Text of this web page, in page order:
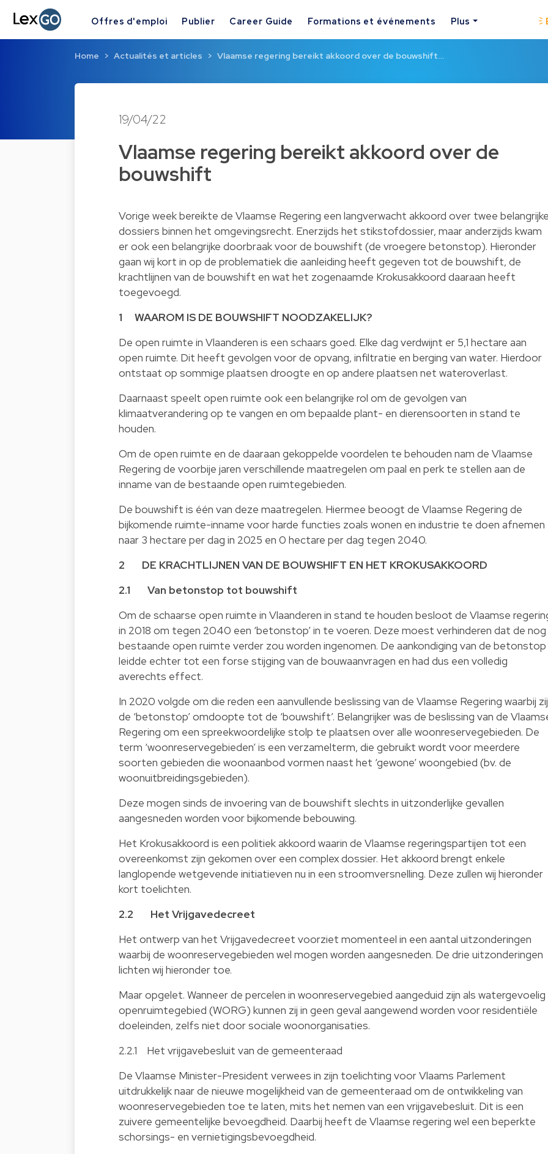
Offres d'emploi Publier Career Guide Formations et événements Plus
Home Actualités et articles Vlaamse regering bereikt akkoord over de bouwshift…
19/04/22
Vlaamse regering bereikt akkoord over de
bouwshift
Vorige week bereikte de Vlaamse Regering een langverwacht akkoord over twee
dossiers binnen het omgevingsrecht. Enerzijds het stikstofdossier, maar anderzijds kwam
er ook een belangrijke doorbraak voor de bouwshift (de vroegere betonstop). Hieronder
gaan wij kort in op de problematiek die aanleiding heeft gegeven tot de bouwshift, de
krachtlijnen van de bouwshift en wat het zogenaamde Krokusakkoord daaraan heeft
toegevoegd.
1 WAAROM IS DE BOUWSHIFT NOODZAKELIJK?
De open ruimte in Vlaanderen is een schaars goed. Elke dag verdwijnt er 5,1 hectare aan
open ruimte. Dit heeft gevolgen voor de opvang, infiltratie en berging van water. Hierdoor
ontstaat op sommige plaatsen droogte en op andere plaatsen net wateroverlast.
Daarnaast speelt open ruimte ook een belangrijke rol om de gevolgen van
klimaatverandering op te vangen en om bepaalde plant- en dierensoorten in stand te
houden.
Om de open ruimte en de daaraan gekoppelde voordelen te behouden nam de Vlaamse
Regering de voorbije jaren verschillende maatregelen om paal en perk te stellen aan de
inname van de bestaande open ruimtegebieden.
De bouwshift is één van deze maatregelen. Hiermee beoogt de Vlaamse Regering de
bijkomende ruimte-inname voor harde functies zoals wonen en industrie te doen afnemen
naar 3 hectare per dag in 2025 en 0 hectare per dag tegen 2040.
2 DE KRACHTLIJNEN VAN DE BOUWSHIFT EN HET KROKUSAKKOORD
2.1 Van betonstop tot bouwshift
Om de schaarse open ruimte in Vlaanderen in stand te houden besloot de Vlaamse
in 2018 om tegen 2040 een ‘betonstop’ in te voeren. Deze moest verhinderen dat de nog
bestaande open ruimte verder zou worden ingenomen. De aankondiging van de betonstop
leidde echter tot een forse stijging van de bouwaanvragen en had dus een volledig
averechts effect.
In 2020 volgde om die reden een aanvullende beslissing van de Vlaamse Regering waarbij zij
de ‘betonstop’ omdoopte tot de ‘bouwshift’. Belangrijker was de beslissing van de
Regering om een spreekwoordelijke stolp te plaatsen over alle woonreservegebieden. De
term ‘woonreservegebieden’ is een verzamelterm, die gebruikt wordt voor meerdere
soorten gebieden die woonaanbod vormen naast het ‘gewone’ woongebied (bv. de
woonuitbreidingsgebieden).
Deze mogen sinds de invoering van de bouwshift slechts in uitzonderlijke gevallen
aangesneden worden voor bijkomende bebouwing.
Het Krokusakkoord is een politiek akkoord waarin de Vlaamse regeringspartijen tot een
overeenkomst zijn gekomen over een complex dossier. Het akkoord brengt enkele
langlopende wetgevende initiatieven nu in een stroomversnelling. Deze zullen wij hieronder
kort toelichten.
2.2 Het Vrijgavedecreet
Het ontwerp van het Vrijgavedecreet voorziet momenteel in een aantal uitzonderingen
waarbij de woonreservegebieden wel mogen worden aangesneden. De drie uitzonderingen
lichten wij hieronder toe.
Maar opgelet. Wanneer de percelen in woonreservegebied aangeduid zijn als watergevoelig
openruimtegebied (WORG) kunnen zij in geen geval aangewend worden voor residentiële
doeleinden, zelfs niet door sociale woonorganisaties.
2.2.1 Het vrijgavebesluit van de gemeenteraad
De Vlaamse Minister-President verwees in zijn toelichting voor Vlaams Parlement
uitdrukkelijk naar de nieuwe mogelijkheid van de gemeenteraad om de ontwikkeling van
woonreservegebieden toe te laten, mits het nemen van een vrijgavebesluit. Dit is een
zuivere gemeentelijke bevoegdheid. Daarbij heeft de Vlaamse regering wel een beperkte
schorsings- en vernietigingsbevoegdheid.